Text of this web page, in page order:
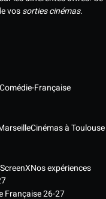
vossorties cinémas.
Française
Cinémas à Toulouse
ScreenXNos expériences
Française 26-27